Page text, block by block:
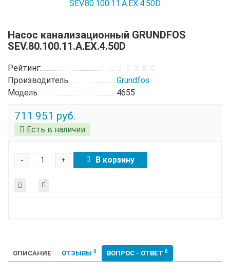
Насос канализационный GRUNDFOS
SEV.80.100.11.A.EX.4.50D
Рейтинг:
Производитель:
Grundfos
Модель:
4655
711 951 руб.
Есть в наличии
+
- В корзину
ОПИСАНИЕ ОТЗЫВЫ 0 ВОПРОС - ОТВЕТ 0